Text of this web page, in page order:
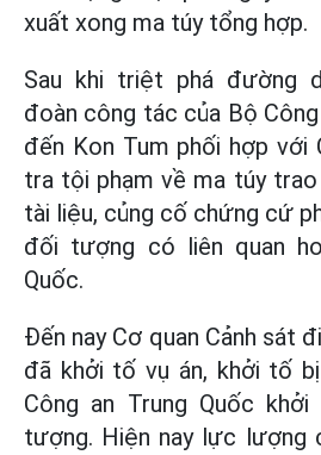
xuất xong ma túy tổng hợp.
Sau khi triệt phá đường
đoàn công tác của Bộ
đến Kon Tum phối hợp với
tra tội phạm về ma túy
tài liệu, củng cố chứng cứ
đối tượng có liên quan
Quốc.
Đến nay Cơ quan Cảnh sát
đã khởi tố vụ án, khởi tố
Công an Trung Quốc
tượng. Hiện nay lực lượng